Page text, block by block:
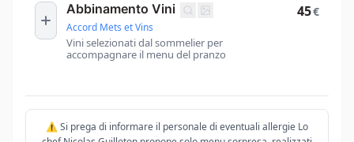
Abbinamento Vini
Accord Mets et Vins
Vini selezionati dal sommelier per
accompagnare il menu del pranzo
45€
⚠️ Si prega di informare il personale di eventuali allergie Lo